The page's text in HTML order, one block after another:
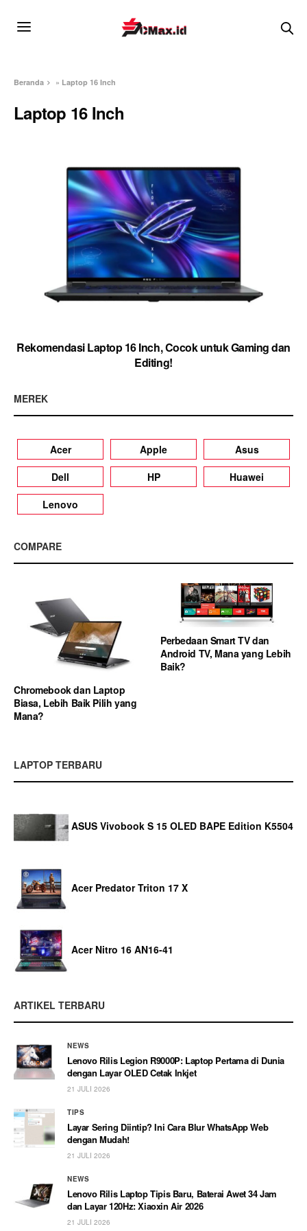
Beranda » Laptop 16 Inch
Laptop 16 Inch
Rekomendasi Laptop 16 Inch, Cocok untuk Gaming dan
Editing!
MEREK
Acer Apple
Asus
Dell
HP
Huawei
Lenovo
COMPARE
Chromebook dan Laptop
Biasa, Lebih Baik Pilih yang
Mana?
Perbedaan Smart TV dan
Android TV, Mana yang Lebih
Baik?
LAPTOP TERBARU
ASUS Vivobook S 15 OLED BAPE Edition K5504
Acer Predator Triton 17 X
Acer Nitro 16 AN16-41
ARTIKEL TERBARU
NEWS
Lenovo Rilis Legion R9000P: Laptop Pertama di Dunia
dengan Layar OLED Cetak Inkjet
21 JULI 2026
TIPS
Layar Sering Diintip? Ini Cara Blur WhatsApp Web
dengan Mudah!
21 JULI 2026
NEWS
Lenovo Rilis Laptop Tipis Baru, Baterai Awet 34 Jam
dan Layar 120Hz: Xiaoxin Air 2026
21 JULI 2026